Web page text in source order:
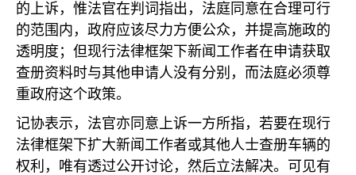
的上诉，惟法官在判词指出，法庭同意在合理可行
的范围内，政府应该尽力方便公众，并提高施政的
透明度；但现行法律框架下新闻工作者在申请获取
查册资料时与其他申请人没有分别，而法庭必须尊
重政府这个政策。
记协表示，法官亦同意上诉一方所指，若要在现行
法律框架下扩大新闻工作者或其他人士查册车辆的
权利，唯有透过公开讨论，然后立法解决。可见有